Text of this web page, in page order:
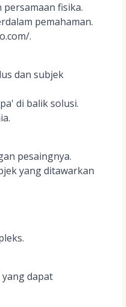
fisika.
pemahaman.
.
dan subjek
di balik solusi.
pesaingnya.
yang ditawarkan
dapat